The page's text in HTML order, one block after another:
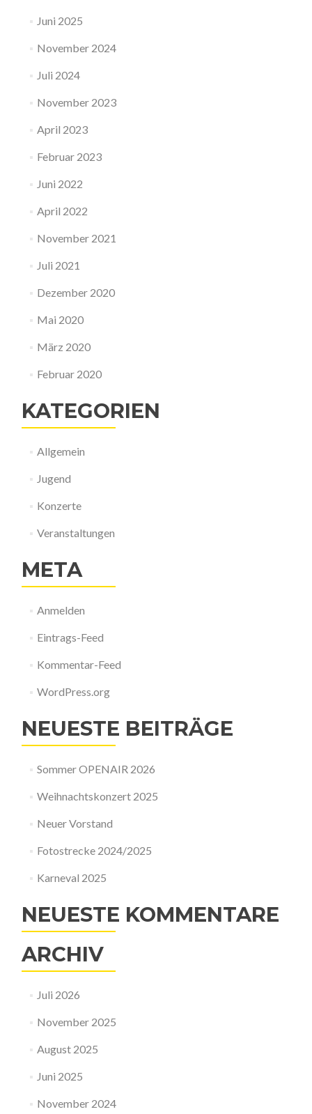
Juni 2025
November 2024
Juli 2024
November 2023
April 2023
Februar 2023
Juni 2022
April 2022
November 2021
Juli 2021
Dezember 2020
Mai 2020
März 2020
Februar 2020
KATEGORIEN
Allgemein
Jugend
Konzerte
Veranstaltungen
META
Anmelden
Eintrags-Feed
Kommentar-Feed
WordPress.org
NEUESTE BEITRÄGE
Sommer OPENAIR 2026
Weihnachtskonzert 2025
Neuer Vorstand
Fotostrecke 2024/2025
Karneval 2025
NEUESTE KOMMENTARE
ARCHIV
Juli 2026
November 2025
August 2025
Juni 2025
November 2024